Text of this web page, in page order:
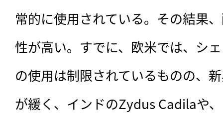
常的に使用されている。その結果
性が高い。すでに、欧米では、シ
の使用は制限されているものの、
が緩く、インドのZydus Cadilaや